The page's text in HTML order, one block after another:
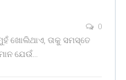
0
ଖୋଲିଥାଏ, ତାକୁ ସମସ୍ତେ
ଯେଉଁ…